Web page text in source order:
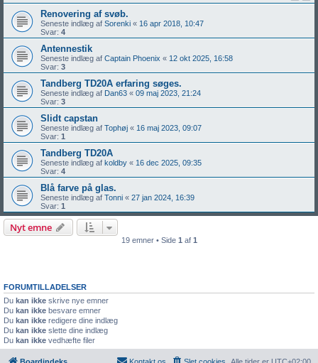
Renovering af svøb.
Seneste indlæg af Sorenki « 16 apr 2018, 10:47
Svar: 4
Antennestik
Seneste indlæg af Captain Phoenix « 12 okt 2025, 16:58
Svar: 3
Tandberg TD20A erfaring søges.
Seneste indlæg af Dan63 « 09 maj 2023, 21:24
Svar: 3
Slidt capstan
Seneste indlæg af Tophøj « 16 maj 2023, 09:07
Svar: 1
Tandberg TD20A
Seneste indlæg af koldby « 16 dec 2025, 09:35
Svar: 4
Blå farve på glas.
Seneste indlæg af Tonni « 27 jan 2024, 16:39
Svar: 1
Nyt emne
19 emner • Side 1 af 1
FORUMTILLADELSER
Du kan ikke skrive nye emner
Du kan ikke besvare emner
Du kan ikke redigere dine indlæg
Du kan ikke slette dine indlæg
Du kan ikke vedhæfte filer